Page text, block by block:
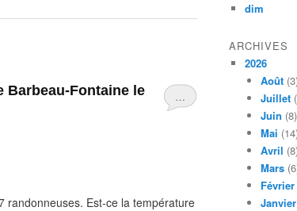
…
Barbeau-Fontaine le
randonneuses. Est-ce la température
dim
ARCHIVES
2026
Août
Juillet
Juin (8)
Mai
Avril
Mars
Février
Janvier